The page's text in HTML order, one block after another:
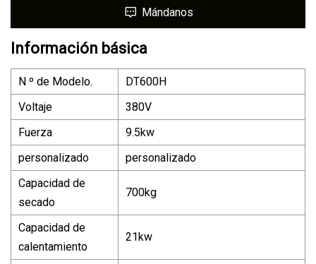
Mándanos
Información básica
N º de Modelo.
DT600H
Voltaje
380V
Fuerza
9.5kw
personalizado
personalizado
Capacidad de
secado
700kg
Capacidad de
calentamiento
21kw